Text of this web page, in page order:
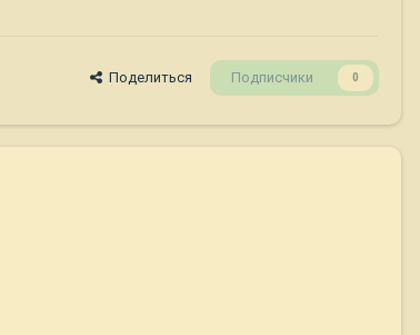
Поделиться Подписчики 0